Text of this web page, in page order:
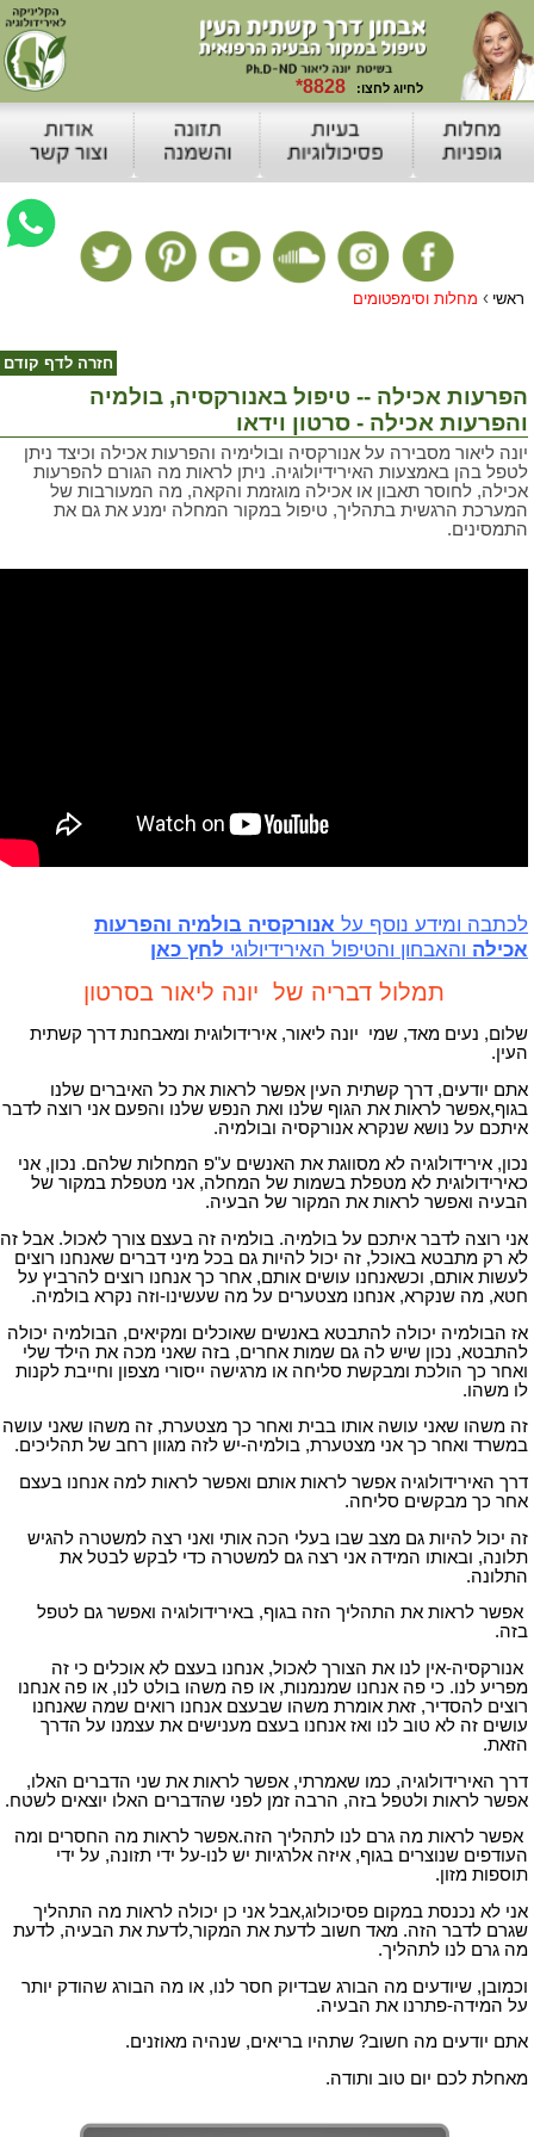
ראשי › מחלות וסימפטומים
חזרה לדף קודם
הפרעות אכילה -- טיפול באנורקסיה, בולמיה
והפרעות אכילה - סרטון וידאו
יונה ליאור מסבירה על אנורקסיה ובולימיה והפרעות אכילה וכיצד ניתן
לטפל בהן באמצעות האירידיולוגיה. ניתן לראות מה הגורם להפרעות
אכילה, לחוסר תאבון או אכילה מוגזמת והקאה, מה המעורבות של
המערכת הרגשית בתהליך, טיפול במקור המחלה ימנע את גם את
התמסינים.
לכתבה ומידע נוסף על אנורקסיה בולמיה והפרעות
אכילה והאבחון והטיפול האירידיולוגי לחץ כאן
תמלול דבריה של יונה ליאור בסרטון
שלום, נעים מאד, שמי יונה ליאור, אירידולוגית ומאבחנת דרך קשתית
העין.
אתם יודעים, דרך קשתית העין אפשר לראות את כל האיברים שלנו
בגוף,אפשר לראות את הגוף שלנו ואת הנפש שלנו והפעם אני רוצה לדבר
איתכם על נושא שנקרא אנורקסיה ובולמיה.
נכון, אירידולוגיה לא מסווגת את האנשים ע"פ המחלות שלהם. נכון, אני
כאירידולוגית לא מטפלת בשמות של המחלה, אני מטפלת במקור של
הבעיה ואפשר לראות את המקור של הבעיה.
אני רוצה לדבר איתכם על בולמיה. בולמיה זה בעצם צורך לאכול. אבל זה
לא רק מתבטא באוכל, זה יכול להיות גם בכל מיני דברים שאנחנו רוצים
לעשות אותם, וכשאנחנו עושים אותם, אחר כך אנחנו רוצים להרביץ על
חטא, מה שנקרא, אנחנו מצטערים על מה שעשינו-וזה נקרא בולמיה.
אז הבולמיה יכולה להתבטא באנשים שאוכלים ומקיאים, הבולמיה יכולה
להתבטא, נכון שיש לה גם שמות אחרים, בזה שאני מכה את הילד שלי
ואחר כך הולכת ומבקשת סליחה או מרגישה ייסורי מצפון וחייבת לקנות
לו משהו.
זה משהו שאני עושה אותו בבית ואחר כך מצטערת, זה משהו שאני עושה
במשרד ואחר כך אני מצטערת, בולמיה-יש לזה מגוון רחב של תהליכים.
דרך האירידולוגיה אפשר לראות אותם ואפשר לראות למה אנחנו בעצם
אחר כך מבקשים סליחה.
זה יכול להיות גם מצב שבו בעלי הכה אותי ואני רצה למשטרה להגיש
תלונה, ובאותו המידה אני רצה גם למשטרה כדי לבקש לבטל את
התלונה.
אפשר לראות את התהליך הזה בגוף, באירידולוגיה ואפשר גם לטפל
בזה.
אנורקסיה-אין לנו את הצורך לאכול, אנחנו בעצם לא אוכלים כי זה
מפריע לנו. כי פה אנחנו שמנמנות, או פה משהו בולט לנו, או פה אנחנו
רוצים להסדיר, זאת אומרת משהו שבעצם אנחנו רואים שמה שאנחנו
עושים זה לא טוב לנו ואז אנחנו בעצם מענישים את עצמנו על הדרך
הזאת.
דרך האירידולוגיה, כמו שאמרתי, אפשר לראות את שני הדברים האלו,
אפשר לראות ולטפל בזה, הרבה זמן לפני שהדברים האלו יוצאים לשטח.
אפשר לראות מה גרם לנו לתהליך הזה.אפשר לראות מה החסרים ומה
העודפים שנוצרים בגוף, איזה אלרגיות יש לנו-על ידי תזונה, על ידי
תוספות מזון.
אני לא נכנסת במקום פסיכולוג,אבל אני כן יכולה לראות מה התהליך
שגרם לדבר הזה. מאד חשוב לדעת את המקור,לדעת את הבעיה, לדעת
מה גרם לנו לתהליך.
וכמובן, שיודעים מה הבורג שבדיוק חסר לנו, או מה הבורג שהודק יותר
על המידה-פתרנו את הבעיה.
אתם יודעים מה חשוב? שתהיו בריאים, שנהיה מאוזנים.
מאחלת לכם יום טוב ותודה.